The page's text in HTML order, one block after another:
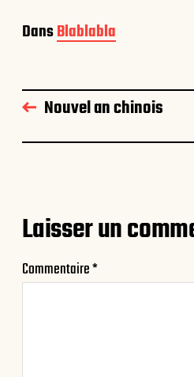
DansBlablabla
Nouvel an chinois
Laisser un
Commentaire*